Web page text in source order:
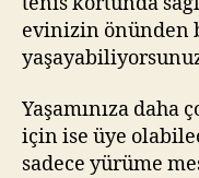
evinizin önünden
Yaşamınıza daha
için ise üye
sadece yürüme